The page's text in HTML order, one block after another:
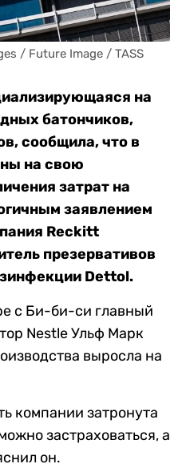
/ Future Image / TASS
на
батончиков,
сообщила, что в
на свою
затрат на
заявлением
Reckitt
презервативов
Dettol.
с Би-би-си главный
Nestle Ульф Марк
выросла на
компании затронута
застраховаться, а
он.